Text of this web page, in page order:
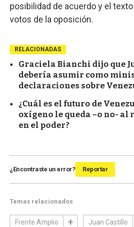
posibilidad de acuerdo y el
votos de la oposición.
RELACIONADAS
Graciela Bianchi dijo que
debería asumir como
declaraciones sobre
¿Cuál es el futuro de
oxígeno le queda –o no- al
en el poder?
¿Encontraste un error? Reportar
Temas relacionados
Frente Amplio Juan Castillo